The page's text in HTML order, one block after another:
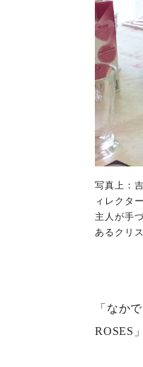
写真上：
ィレクタ
主人が手
あるクリ
「なか
ROSES